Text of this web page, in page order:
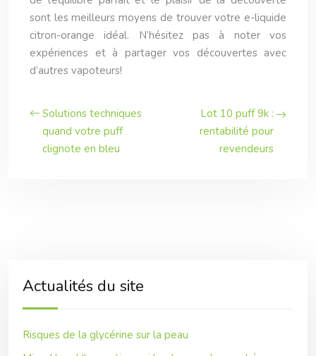
sont les meilleurs moyens de trouver votre e-liquide
citron-orange idéal. N’hésitez pas à noter vos
expériences et à partager vos découvertes avec
d’autres vapoteurs!
Solutions techniques
quand votre puff
clignote en bleu
Lot 10 puff 9k :
rentabilité pour
revendeurs
Actualités du site
Risques de la glycérine sur la peau